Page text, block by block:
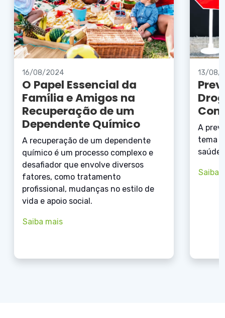
16/08/2024
O Papel Essencial da
Família e Amigos na
Recuperação de um
Dependente Químico
A recuperação de um dependente
químico é um processo complexo e
desafiador que envolve diversos
fatores, como tratamento
profissional, mudanças no estilo de
vida e apoio social.
Saiba mais
13/08/
A
tema
saúde
Saiba